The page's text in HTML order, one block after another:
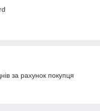
за рахунок покупця